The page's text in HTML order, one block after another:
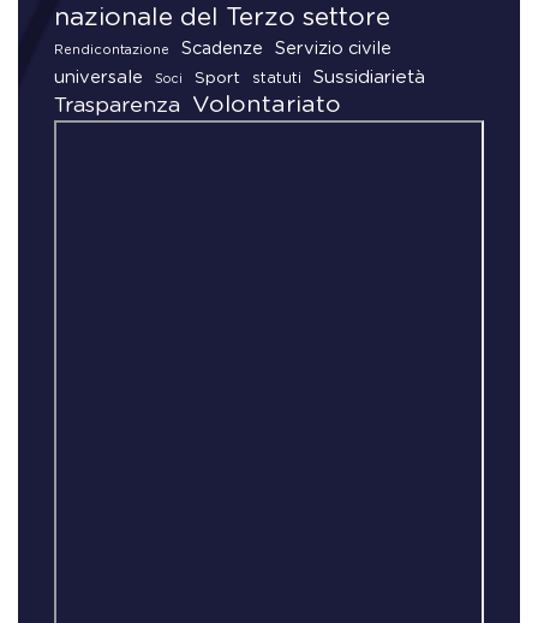
nazionale del Terzo settore
Rendicontazione Scadenze
Servizio civile
universale
Soci Sport statuti Sussidiarietà
Trasparenza Volontariato